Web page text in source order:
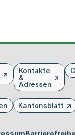
Kontakte
&
Adressen
Kantonsblatt
neuen Tab
in einem neuen
wird in einem
Link, wird in einem